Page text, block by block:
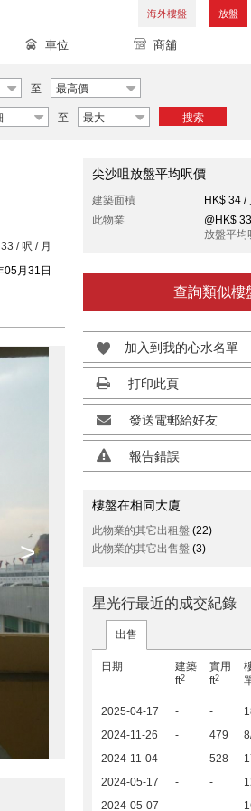
海外樓盤 放盤
車位 商舖
至 最高價
至 最大 搜索
/ 呎 / 月
05月31日
>
尖沙咀放盤平均呎價
建築面積
HK$ 34 /
此物業
@HK$
放盤平均
查詢類似樓
加入到我的心水名單
打印此頁
發送電郵給好友
報告錯誤
樓盤在相同大廈
此物業的其它出租盤 (22)
此物業的其它出售盤 (3)
星光行最近的成交紀錄
出售
日期
建築
ft2
實用
ft2
2025-04-17 - -
2024-11-26
- 479
2024-11-04
- 528
2024-05-17
- -
2024-05-07
- -